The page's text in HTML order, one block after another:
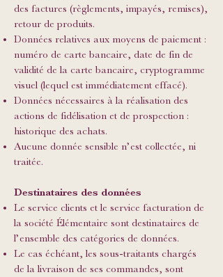
des factures (règlements, impayés, remises),
retour de produits.
Données relatives aux moyens de paiement :
numéro de carte bancaire, date de fin de
validité de la carte bancaire, cryptogramme
visuel (lequel est immédiatement effacé).
Données nécessaires à la réalisation des
actions de fidélisation et de prospection :
historique des achats.
Aucune donnée sensible n’est collectée, ni
traitée.
Destinataires des données
Le service clients et le service facturation de
la société Élémentaire sont destinataires de
l’ensemble des catégories de données.
Le cas échéant, les sous-traitants chargés
de la livraison de ses commandes, sont